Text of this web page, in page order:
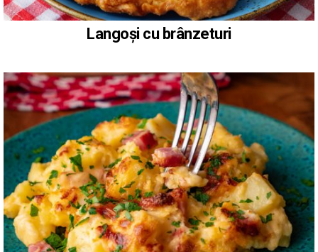
Langoși cu brânzeturi